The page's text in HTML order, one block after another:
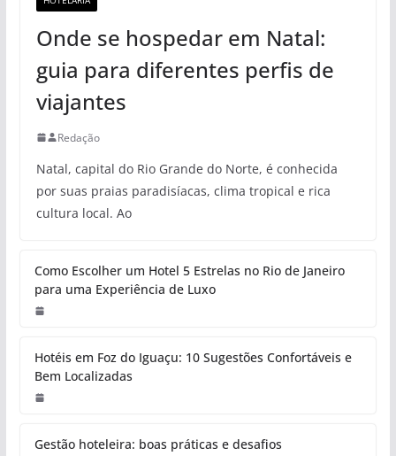
Onde se hospedar em Natal:
guia para diferentes perfis de
viajantes
Redação
Natal, capital do Rio Grande do Norte, é conhecida
por suas praias paradisíacas, clima tropical e rica
cultura local. Ao
Como Escolher um Hotel 5 Estrelas no Rio de Janeiro
para uma Experiência de Luxo
Hotéis em Foz do Iguaçu: 10 Sugestões Confortáveis e
Bem Localizadas
Gestão hoteleira: boas práticas e desafios